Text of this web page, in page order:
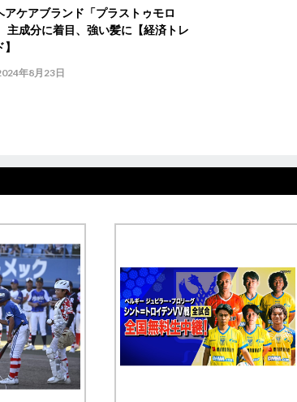
アケアブランド「プラストゥモロ
主成分に着目、強い髪に【経済トレ
年8月23日